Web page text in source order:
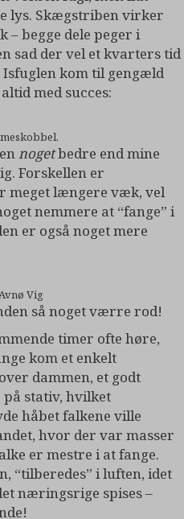
lys. Skægstriben virker
– begge dele peger i
sad der vel et kvarters tid
kom til gengæld
med succes:
nogetbedre end mine
Forskellen er
meget længere væk, vel
nemmere at “fange” i
er også noget mere
Vig
så noget værre rod!
timer ofte høre,
kom et enkelt
dammen, et godt
stativ, hvilket
håbet falkene ville
hvor der var masser
er mestre i at fange.
“tilberedes” i luften, idet
næringsrige spises –